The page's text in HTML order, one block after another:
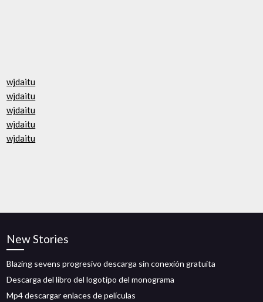
wjdaitu
wjdaitu
wjdaitu
wjdaitu
wjdaitu
New Stories
Blazing sevens progresivo descarga sin conexión gratuita
Descarga del libro del logotipo del monograma
Mp4 descargar enlaces de películas